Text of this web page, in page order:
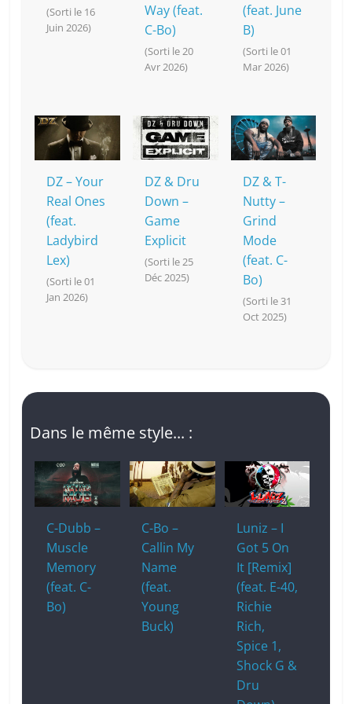
(Sorti le 16
Juin 2026)
Way (feat.
C-Bo)
(Sorti le 20
Avr 2026)
(feat. June
B)
(Sorti le 01
Mar 2026)
DZ – Your
Real Ones
(feat.
Ladybird
Lex)
(Sorti le 01
Jan 2026)
DZ & Dru
Down –
Game
Explicit
(Sorti le 25
Déc 2025)
DZ & T-
Nutty –
Grind
Mode
(feat. C-
Bo)
(Sorti le 31
Oct 2025)
Dans le même style... :
C-Dubb –
Muscle
Memory
(feat. C-
Bo)
C-Bo –
Callin My
Name
(feat.
Young
Buck)
Luniz – I
Got 5 On
It [Remix]
(feat. E-40,
Richie
Rich,
Spice 1,
Shock G &
Dru